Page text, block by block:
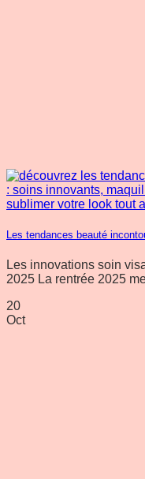
Les tendances beauté
Les innovations soin
2025 La rentrée 2025
20
Oct